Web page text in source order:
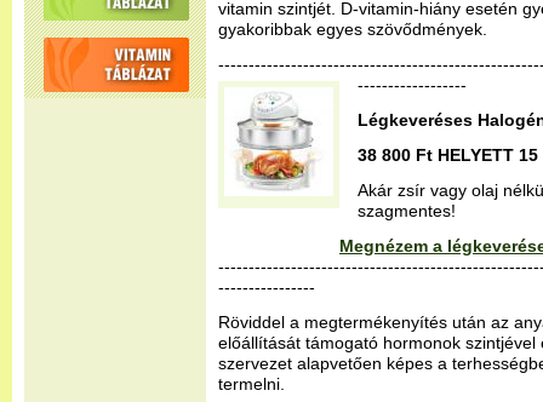
vitamin szintjét. D-vitamin-hiány esetén
gyakoribbak egyes szövődmények.
------------------
Légkeveréses
38 800 Ft HELYETT
Akár zsír vagy olaj
szagmentes!
Megnézem a
----------------
Röviddel a megtermékenyítés után az
előállítását támogató hormonok szintjével
szervezet alapvetően képes a
termelni.